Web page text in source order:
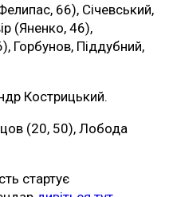
66), Січевський,
(Яненко, 46),
Горбунов, Піддубний,
Кострицький.
(20, 50), Лобода
стартує